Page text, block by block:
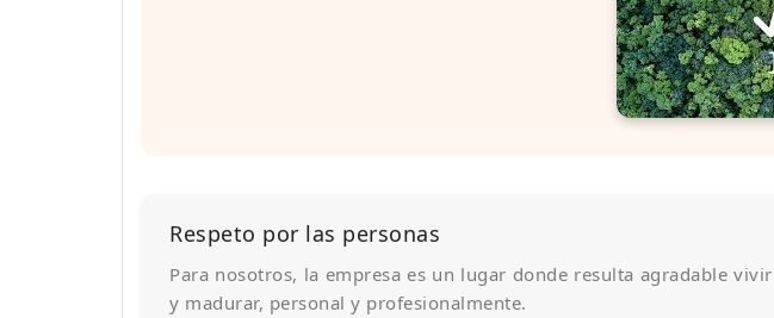
Respeto por las personas
Para nosotros, la empresa es un lugar donde resulta agradable vivir
y madurar, personal y profesionalmente.